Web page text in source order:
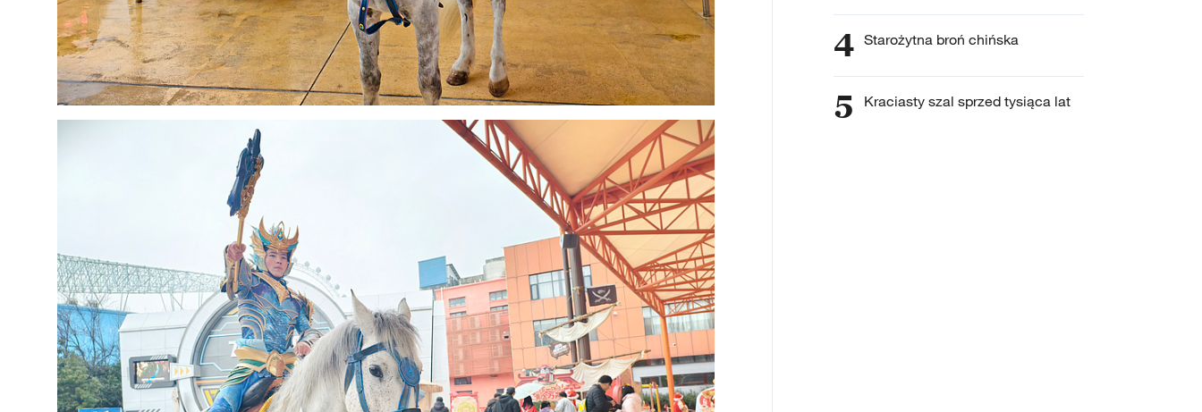
4 Starożytna broń chińska
5 Kraciasty szal sprzed tysiąca lat